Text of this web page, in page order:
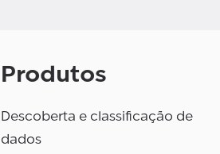
Produtos
Descoberta e classificação de
dados